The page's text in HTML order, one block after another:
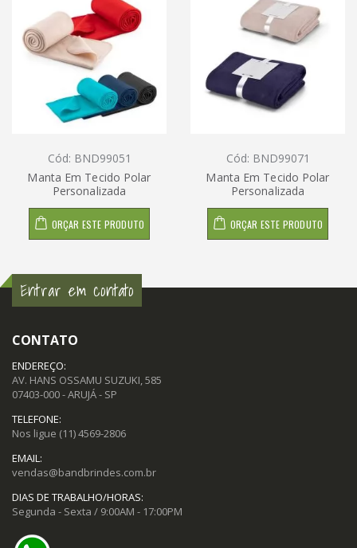
Cód: BND99051
Manta Em Tecido Polar
Personalizada
ORÇAR ESTE PRODUTO
Cód: BND99071
Manta Em Tecido Polar
Personalizada
ORÇAR ESTE PRODUTO
Entrar em contato
CONTATO
ENDEREÇO:
AV. HANS OSSAMU SUZUKI, 585
07403-000 - ARUJÁ - SP
TELEFONE:
Nos ligue (11) 4569-2806
EMAIL:
vendas@bandbrindes.com.br
DIAS DE TRABALHO/HORAS:
Segunda - Sexta / 9:00AM - 17:00PM